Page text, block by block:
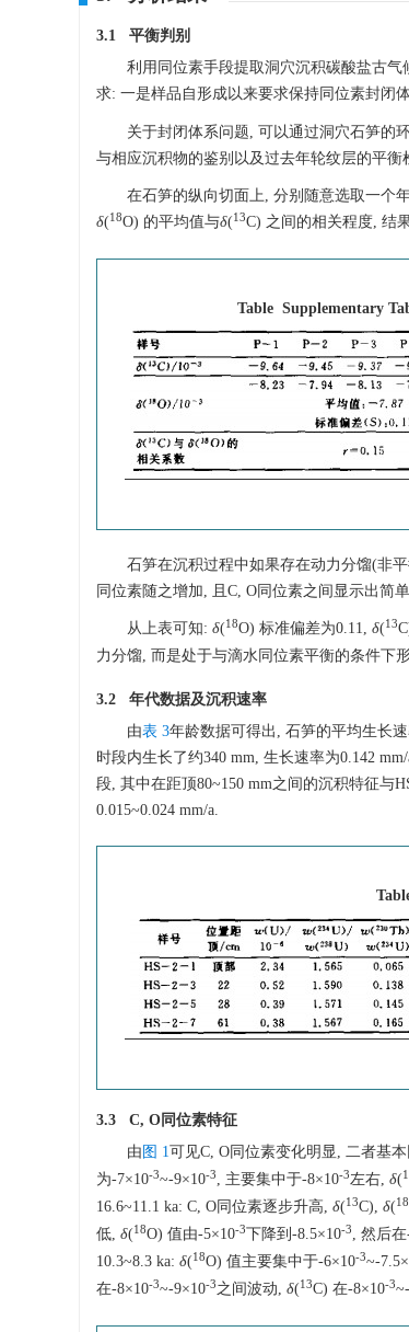
3.1 平衡判别
利用同位素手段提取洞穴沉积碳酸盐古
求: 一是样品自形成以来要求保持同位素封闭
关于封闭体系问题, 可以通过洞穴石笋的
与相应沉积物的鉴别以及过去年轮纹层的平衡
在石笋的纵向切面上, 分别随意选取一个
δ(18O) 的平均值与δ(13C) 之间的相关程度, 结
Table Supplementary
石笋在沉积过程中如果存在动力分馏(非
同位素随之增加, 且C, O同位素之间显示出简
从上表可知: δ(18O) 标准偏差为0.11, δ(13
力分馏, 而是处于与滴水同位素平衡的条件下
3.2 年代数据及沉积速率
由表 3年龄数据可得出, 石笋的平均生长
时段内生长了约340 mm, 生长速率为0.142
段, 其中在距顶80~150 mm之间的沉积特征与
0.015~0.024 mm/a.
3.3 C, O同位素特征
由 图 1可见C, O同位素变化明显, 二者基
为-7×10-3~-9×10-3, 主要集中于-8×10-3左右, δ(
16.6~11.1 ka: C, O同位素逐步升高, δ(13C), δ(18
低, δ(18O) 值由-5×10-3下降到-8.5×10-3, 然后
10.3~8.3 ka: δ(18O) 值主要集中于-6×10-3~-
在-8×10-3~-9×10-3之间波动, δ(13C) 在-8×10-3